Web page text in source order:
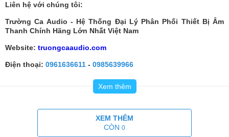
Liên hệ với chúng tôi:
Trường Ca Audio - Hệ Thống Đại Lý Phân Phối Thiết Bị Âm
Thanh Chính Hãng Lớn Nhất Việt Nam
Website: truongcaaudio.com
Điện thoại: 0961636611 - 0985639966
Email: info.truongcaaudio@gmail.com
Xem thêm
XEM THÊM
CÒN 0